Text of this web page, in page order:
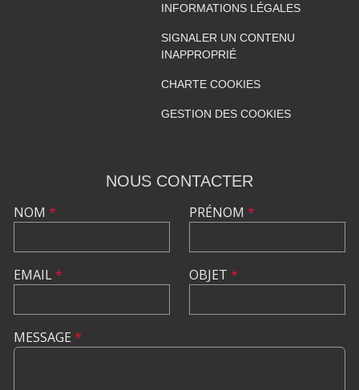
INFORMATIONS LÉGALES
SIGNALER UN CONTENU
INAPPROPRIÉ
CHARTE COOKIES
GESTION DES COOKIES
NOUS CONTACTER
NOM *
EMAIL*
PRÉNOM *
OBJET *
MESSAGE *